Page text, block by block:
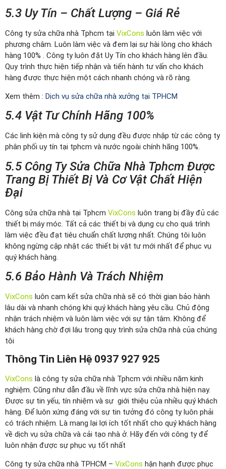
5.3 Uy Tín – Chất Lượng – Giá Rẻ
Công ty sửa chữa nhà Tphcm tại VixCons luôn làm việc với
phương châm. Luôn làm việc và đem lại sự hài lòng cho khách
hàng 100% . Công ty luôn đặt Uy Tín cho khách hàng lên đầu.
Quy trình thực hiện tiếp nhận và tiến hành tư vấn cho khách
hàng được thực hiện một cách nhanh chóng và rõ ràng.
Xem thêm : Dịch vụ sửa chữa nhà xưởng tại TPHCM
5.4 Vật Tư Chính Hãng 100%
Các linh kiện mà công ty sử dụng đều được nhập từ các công ty
phân phối uy tín tại tphcm và nước ngoài chính hãng 100%.
5.5 Công Ty Sửa Chữa Nhà Tphcm Được
Trang Bị Thiết Bị Và Cơ Vật Chất Hiện
Đại
Công sửa chữa nhà tại Tphcm VixCons luôn trang bị đầy đủ các
thiết bị máy móc. Tất cả các thiết bị và dụng cụ cho quá trình
làm việc đều đạt tiêu chuẩn chất lượng nhất. Chúng tôi luôn
không ngừng cập nhật các thiết bị vật tư mới nhất để phục vụ
quý khách hàng.
5.6 Bảo Hành Và Trách Nhiệm
VixCons luôn cam kết sửa chữa nhà sẽ có thời gian bảo hành
lâu dài và nhanh chóng khi quý khách hàng yêu cầu. Chủ động
nhận trách nhiệm và luôn làm việc với sự tận tâm. Không để
khách hàng chờ đợi lâu trong quy trình sửa chữa nhà của chúng
tôi
Thông Tin Liên Hệ 0937 927 925
VixCons là công ty sửa chữa nhà Tphcm với nhiều năm kinh
nghiệm. Cũng như dẫn đầu về lĩnh vực sửa chữa nhà hiện nay.
Được sự tin yếu, tín nhiệm và sự giới thiệu của nhiều quý khách
hàng. Để luôn xứng đáng với sự tin tưởng đó công ty luôn phải
có trách nhiệm. Là mang lại lợi ích tốt nhất cho quý khách hàng
về dịch vụ sửa chữa và cải tạo nhà ở. Hãy đến với công ty để
luôn nhận được sự phục vụ tốt nhất
Công ty sửa chữa nhà TPHCM – VixCons hận hạnh được phục